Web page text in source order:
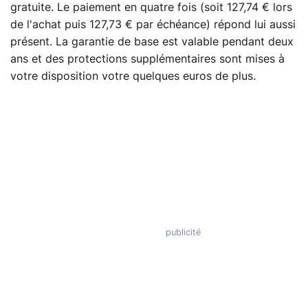
gratuite. Le paiement en quatre fois (soit 127,74 € lors
de l'achat puis 127,73 € par échéance) répond lui aussi
présent. La garantie de base est valable pendant deux
ans et des protections supplémentaires sont mises à
votre disposition votre quelques euros de plus.